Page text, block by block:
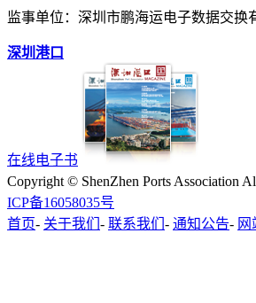
监事单位：深圳市鹏海运电子数据交换
深圳港口
在线电子书
Copyright © ShenZhen Ports Association
ICP备16058035号
首页- 关于我们 - 联系我们 - 通知公告- 网